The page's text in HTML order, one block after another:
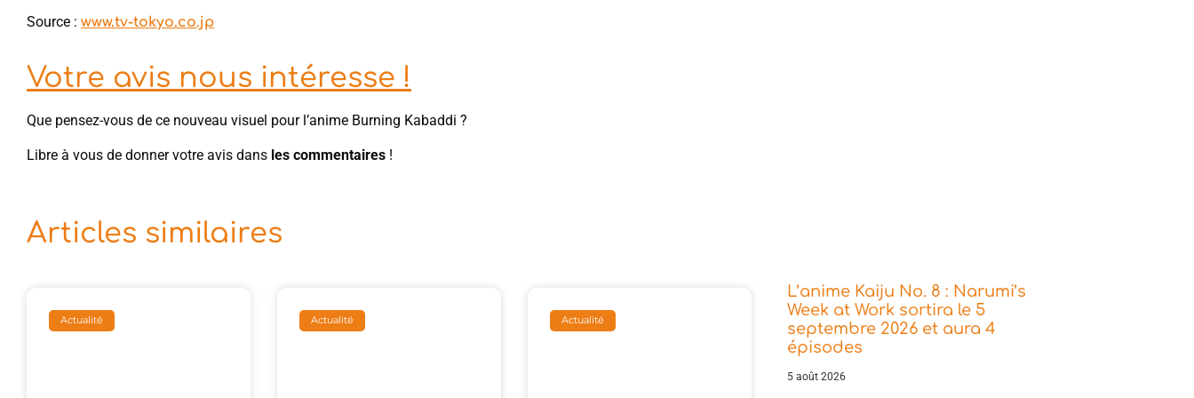
Source : www.tv-tokyo.co.jp
Votre avis nous intéresse !
Que pensez-vous de ce nouveau visuel pour l’anime Burning Kabaddi ?
Libre à vous de donner votre avis dans les commentaires !
Articles similaires
Actualité Actualité Actualité
L’anime Kaiju No. 8 : Narumi’s
Week at Work sortira le 5
septembre 2026 et aura 4
épisodes
5 août 2026